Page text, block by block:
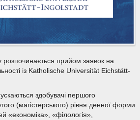
розпочинається прийом заявок на
із Katholische Universität Eichstätt-
здобувачі першого
(магістерського) рівня денної форми
«економіка», «філологія»,